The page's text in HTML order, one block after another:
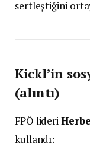
sertleştiğini
Kickl’in
(alıntı)
FPÖ lideri
kullandı: